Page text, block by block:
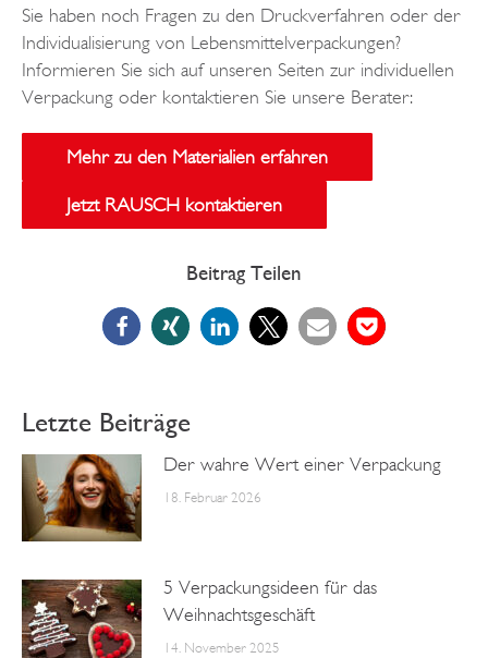
Sie haben noch Fragen zu den Druckverfahren oder der
Individualisierung von Lebensmittelverpackungen?
Informieren Sie sich auf unseren Seiten zur individuellen
Verpackung oder kontaktieren Sie unsere Berater:
Mehr zu den Materialien erfahren
Jetzt RAUSCH kontaktieren
Beitrag Teilen
Letzte Beiträge
Der wahre Wert einer Verpackung
18. Februar 2026
5 Verpackungsideen für das
Weihnachtsgeschäft
14. November 2025